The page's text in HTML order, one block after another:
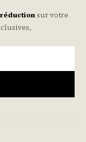
réduction sur votre